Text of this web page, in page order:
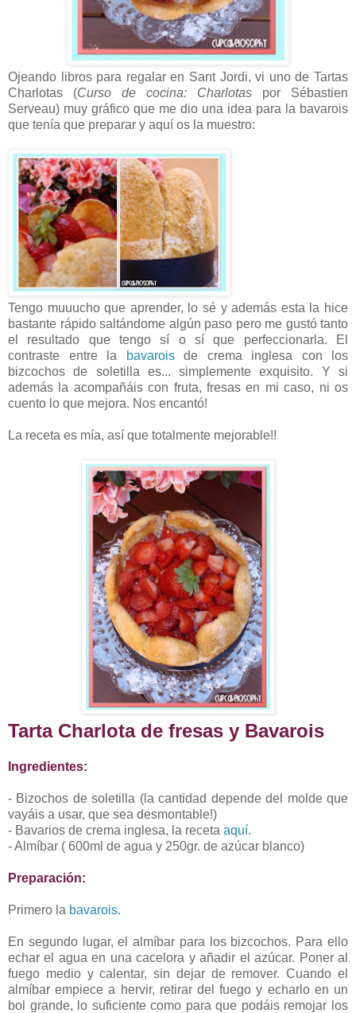
Ojeando libros para regalar en Sant Jordi, vi uno de Tartas
Charlotas (Curso de cocina: Charlotas por
Sébastien
Serveau) muy gráfico que me dio una idea para la bavarois
que tenía que preparar y aquí os la muestro:
Tengo muuucho que aprender, lo sé y además esta la hice
bastante rápido saltándome algún paso pero me gustó tanto
el resultado que tengo sí o sí que perfeccionarla. El
contraste entre la
bavaroisde crema inglesa con los
bizcochos de soletilla es... simplemente exquisito. Y si
además la acompañáis con fruta, fresas en mi caso, ni os
cuento lo que mejora. Nos encantó!
La receta es mía, así que totalmente mejorable!!
Tarta Charlota de fresas y Bavarois
Ingredientes:
- Bizochos de soletilla (la cantidad depende del molde que
vayáis a usar, que sea desmontable!)
- Bavarios de crema inglesa, la receta aquí.
- Almíbar ( 600ml de agua y 250gr. de azúcar blanco)
Preparación:
Primero la bavarois.
En segundo lugar, el almíbar para los bizcochos. Para ello
echar el agua en una cacelora y añadir el azúcar. Poner al
fuego medio y calentar, sin dejar de remover. Cuando el
almíbar empiece a hervir, retirar del fuego y echarlo en un
bol grande, lo suficiente como para que podáis remojar los